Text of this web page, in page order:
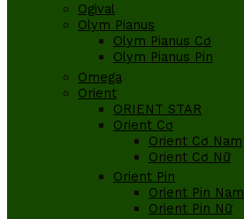
Ogival
Olym Pianus
Olym Pianus Cơ
Olym Pianus Pin
Omega
Orient
ORIENT STAR
Orient Cơ
Orient Cơ Nam
Orient Cơ Nữ
Orient Pin
Orient Pin Nam
Orient Pin Nữ